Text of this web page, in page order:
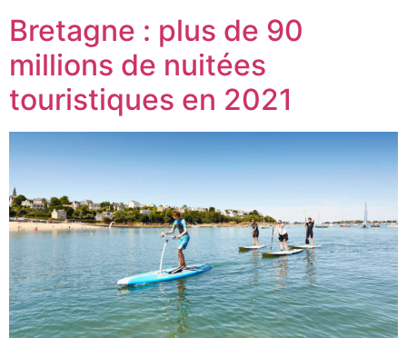
Bretagne : plus de 90
millions de nuitées
touristiques en 2021